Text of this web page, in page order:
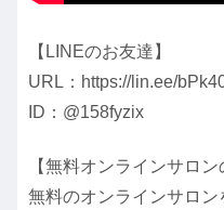
【LINEのお友達】
URL：https://lin.ee/
ID：@158fyzix
【無料オンラインサロ
無料のオンラインサロ